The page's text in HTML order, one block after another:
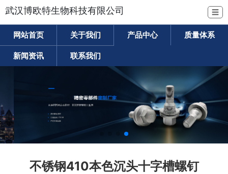
武汉博欧特生物科技有限公司 ☰
网站首页 关于我们 产品中心 质量体系
新闻资讯 联系我们
不锈钢410本色沉头十字槽螺钉